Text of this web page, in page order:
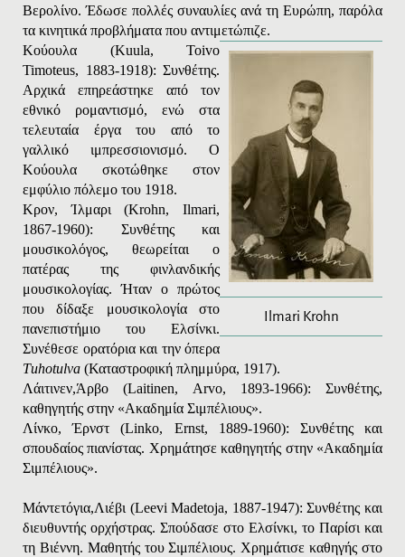
Βερολίνο. Έδωσε πολλές συναυλίες ανά τη Ευρώπη, παρόλα
τα κινητικά προβλήματα που αντιμετώπιζε.
Ilmari Krohn
Κούουλα (Kuula, Toivo
Timoteus, 1883-1918): Συνθέτης.
Αρχικά επηρεάστηκε από τον
εθνικό ρομαντισμό, ενώ στα
τελευταία έργα του από το
γαλλικό ιμπρεσσιονισμό. Ο
Κούουλα σκοτώθηκε στον
εμφύλιο πόλεμο του 1918.
Κρον, Ίλμαρι(Krohn,Ilmari,
1867-1960): Συνθέτης και
μουσικολόγος, θεωρείται ο
πατέρας της φινλανδικής
μουσικολογίας. Ήταν ο πρώτος
που δίδαξε μουσικολογία στο
πανεπιστήμιο του Ελσίνκι.
Συνέθεσε ορατόρια και την όπερα
Τuhotulva (Καταστροφική πλημμύρα, 1917).
Λάιτινεν,Άρβο (Laitinen, Arvo, 1893-1966): Συνθέτης,
καθηγητής στην «Ακαδημία Σιμπέλιους».
Λίνκο, Έρνστ (Linko, Ernst, 1889-1960): Συνθέτης και
σπουδαίος πιανίστας. Χρημάτησε καθηγητής στην «Ακαδημία
Σιμπέλιους».
Μάντετόγια,Λιέβι (Leevi Madetoja, 1887-1947): Συνθέτης και
διευθυντής ορχήστρας. Σπούδασε στο Ελσίνκι, το Παρίσι και
τη Βιέννη. Μαθητής του Σιμπέλιους. Χρημάτισε καθηγής στο